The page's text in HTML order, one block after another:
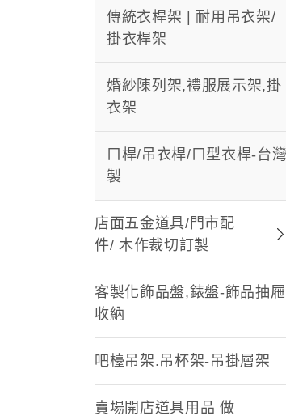
傳統衣桿架 | 耐用吊衣架/
掛衣桿架
婚紗陳列架,禮服展示架,掛
衣架
ㄇ桿/吊衣桿/ㄇ型衣桿-台灣
製
店面五金道具/門市配
件/ 木作裁切訂製
客製化飾品盤,錶盤-飾品抽屜
收納
吧檯吊架.吊杯架-吊掛層架
賣場開店道具用品 做